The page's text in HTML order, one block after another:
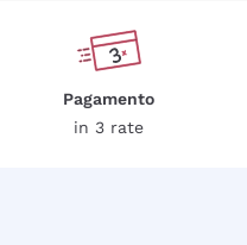
Pagamento
in 3 rate